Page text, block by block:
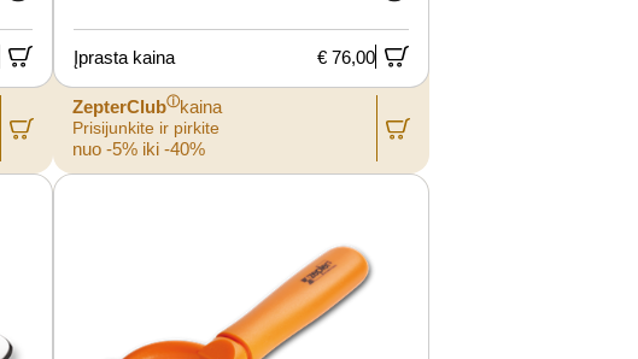
Įprasta kaina € 76,00
ZepterClubⓘkaina
Prisijunkite ir pirkite
nuo -5% iki -40%